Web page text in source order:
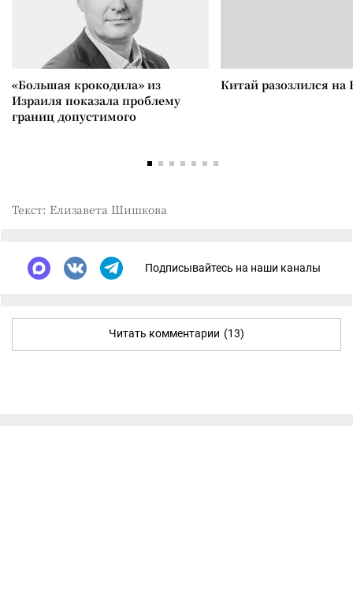
«Большая крокодила» из
Израиля показала проблему
границ допустимого
Китай разозлился на
Текст: Елизавета Шишкова
Подписывайтесь на наши каналы
Читать комментарии (13)